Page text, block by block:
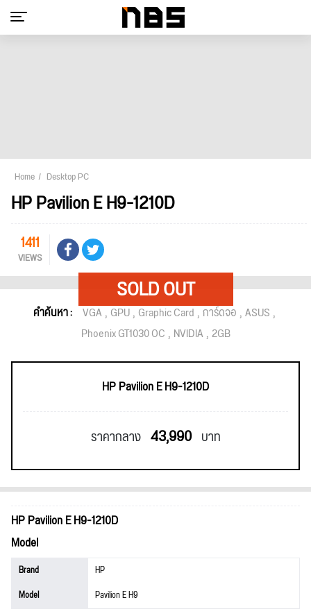
Home Desktop PC
HP Pavilion E H9-1210D
1411
VIEWS
คำค้นหา : VGA GPU Graphic Card การ์ดจอ ASUS
Phoenix GT1030 OC NVIDIA 2GB
HP Pavilion E H9-1210D
ราคากลาง 43,990 บาท
HP Pavilion E H9-1210D
Model
Brand
HP
Model
Pavilion E H9